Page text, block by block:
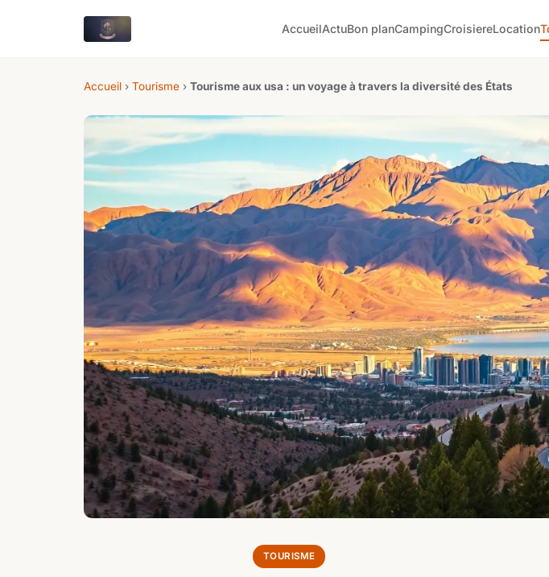
AccueilActuBon planCampingCroisiereLocation
Accueil › Tourisme › Tourisme aux usa : un voyage à travers la diversité des États
TOURISME